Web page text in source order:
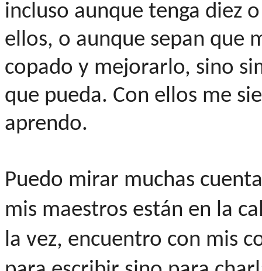
incluso aunque tenga diez
ellos, o aunque sepan que
copado y mejorarlo, sino
que pueda. Con ellos me
aprendo.
Puedo mirar muchas
mis maestros están en la
la vez, encuentro con mis